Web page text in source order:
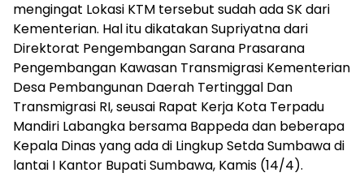
mengingat Lokasi KTM tersebut sudah ada SK dari
Kementerian. Hal itu dikatakan Supriyatna dari
Direktorat Pengembangan Sarana Prasarana
Pengembangan Kawasan Transmigrasi Kementerian
Desa Pembangunan Daerah Tertinggal Dan
Transmigrasi RI, seusai Rapat Kerja Kota Terpadu
Mandiri Labangka bersama Bappeda dan beberapa
Kepala Dinas yang ada di Lingkup Setda Sumbawa di
lantai I Kantor Bupati Sumbawa, Kamis (14/4).